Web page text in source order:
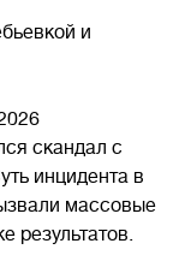
и
скандал с
инцидента в
массовые
результатов.